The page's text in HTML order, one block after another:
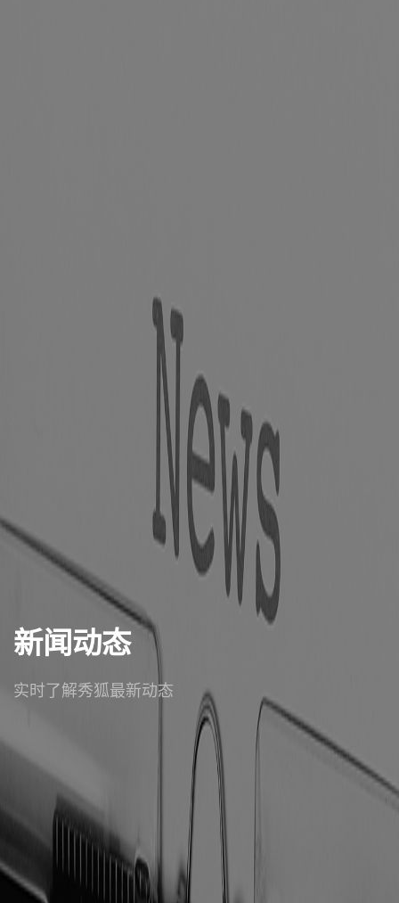
新闻动态
实时了解秀狐最新动态